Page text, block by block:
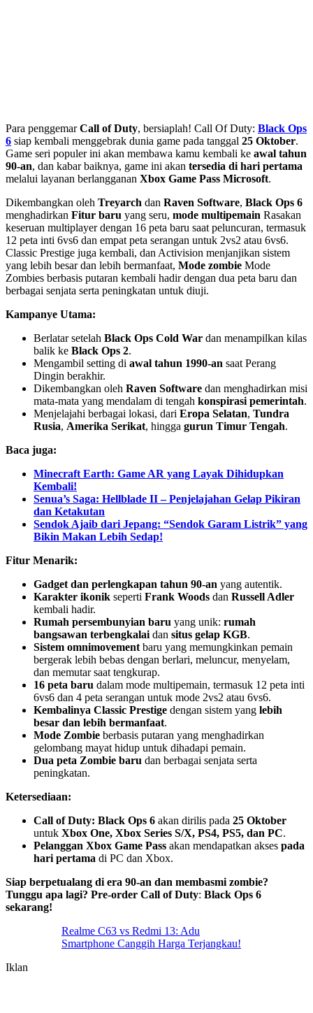
Para penggemarCall of Duty, bersiaplah! Call Of Duty: Black Ops
6 siap kembali menggebrak dunia game pada tanggal 25 Oktober.
Game seri populer ini akan membawa kamu kembali ke awal tahun
90-an, dan kabar baiknya, game ini akan tersedia di hari pertama
melalui layanan berlangganan Xbox Game Pass Microsoft.
Dikembangkan oleh Treyarch dan Raven Software, Black Ops 6
menghadirkan Fitur baru yang seru, mode multipemain Rasakan
keseruan multiplayer dengan 16 peta baru saat peluncuran, termasuk
12 peta inti 6vs6 dan empat peta serangan untuk 2vs2 atau 6vs6.
Classic Prestige juga kembali, dan Activision menjanjikan sistem
yang lebih besar dan lebih bermanfaat, Mode zombie Mode
Zombies berbasis putaran kembali hadir dengan dua peta baru dan
berbagai senjata serta peningkatan untuk diuji.
Kampanye Utama:
Berlatar setelah Black Ops Cold War dan menampilkan kilas
balik ke Black Ops 2.
Mengambil setting di awal tahun 1990-an saat Perang
Dingin berakhir.
Dikembangkan oleh Raven Software dan menghadirkan misi
mata-mata yang mendalam di tengah konspirasi pemerintah.
Menjelajahi berbagai lokasi, dari Eropa Selatan, Tundra
Rusia, Amerika Serikat, hingga gurun Timur Tengah.
Baca juga:
Minecraft Earth: Game AR yang Layak Dihidupkan
Kembali!
Senua’s Saga: Hellblade II – Penjelajahan Gelap Pikiran
dan Ketakutan
Sendok Ajaib dari Jepang: “Sendok Garam Listrik” yang
Bikin Makan Lebih Sedap!
Fitur Menarik:
Gadget dan perlengkapan tahun 90-an yang autentik.
Karakter ikonik seperti Frank Woods dan Russell Adler
kembali hadir.
Rumah persembunyian baru yang unik: rumah
bangsawan terbengkalai dan situs gelap KGB.
Sistem omnimovement baru yang memungkinkan pemain
bergerak lebih bebas dengan berlari, meluncur, menyelam,
dan memutar saat tengkurap.
16 peta baru dalam mode multipemain, termasuk 12 peta inti
6vs6 dan 4 peta serangan untuk mode 2vs2 atau 6vs6.
Kembalinya Classic Prestige dengan sistem yang lebih
besar dan lebih bermanfaat.
Mode Zombie berbasis putaran yang menghadirkan
gelombang mayat hidup untuk dihadapi pemain.
Dua peta Zombie baru dan berbagai senjata serta
peningkatan.
Ketersediaan:
Call of Duty: Black Ops 6 akan dirilis pada 25 Oktober
untuk Xbox One, Xbox Series S/X, PS4, PS5, dan PC.
Pelanggan Xbox Game Pass akan mendapatkan akses pada
hari pertama di PC dan Xbox.
Siap berpetualang di era 90-an dan membasmi zombie?
Tunggu apa lagi? Pre-order Call of Duty: Black Ops 6
sekarang!
Realme C63 vs Redmi 13: Adu
Smartphone Canggih Harga Terjangkau!
Iklan